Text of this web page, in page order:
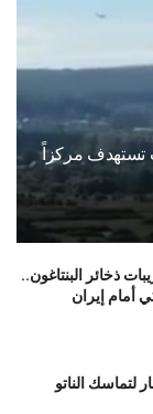
تستهدف مركزاً
ذخائر البنتاغون..
أمام إيران
لتماسك الناتو